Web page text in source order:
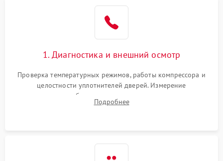
работе
2000 ₽ Подробнее →
1000 ₽
1800 ₽
1. Диагностика и внешний осмотр
Проверка температурных режимов, работы компрессора и
целостности уплотнителей дверей. Измерение
сопротивления обмоток мотора, проверка термостата и
считывание кодов ошибок с электронного дисплея.
Подробнее